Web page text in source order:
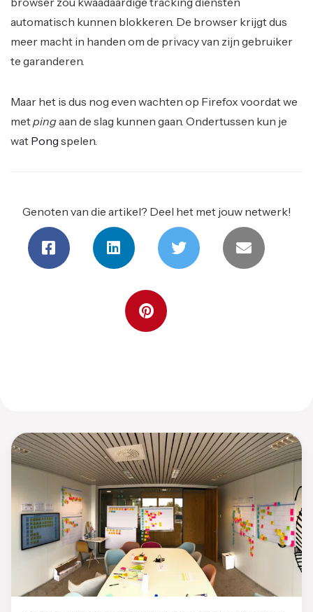
automatisch kunnen blokkeren. De browser krijgt dus
meer macht in handen om de privacy van zijn gebruiker
te garanderen.
Maar het is dus nog even wachten op Firefox voordat we
metpingaan de slag kunnen gaan. Ondertussen kun je
wat Pong spelen.
Genoten van die artikel? Deel het met jouw netwerk!